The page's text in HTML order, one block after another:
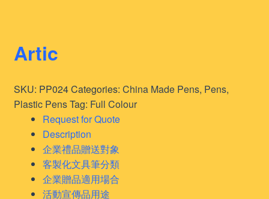
Artic
SKU: PP024Categories: China Made Pens, Pens,
Plastic PensTag: Full Colour
Request for Quote
Description
企業禮品贈送對象
客製化文具筆分類
企業贈品適用場合
活動宣傳品用途